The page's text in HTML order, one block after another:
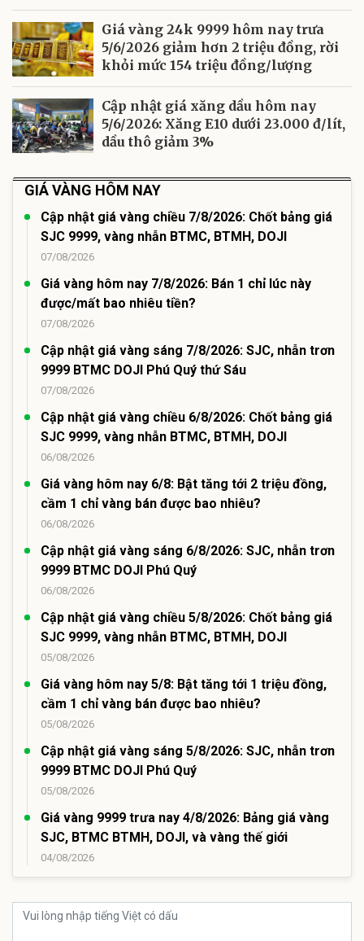
Giá vàng 24k 9999 hôm nay trưa
5/6/2026 giảm hơn 2 triệu đồng, rời
khỏi mức 154 triệu đồng/lượng
Cập nhật giá xăng dầu hôm nay
5/6/2026: Xăng E10 dưới 23.000 đ/lít,
dầu thô giảm 3%
GIÁ VÀNG HÔM NAY
Cập nhật giá vàng chiều 7/8/2026: Chốt bảng giá
SJC 9999, vàng nhẫn BTMC, BTMH, DOJI
07/08/2026
Giá vàng hôm nay 7/8/2026: Bán 1 chỉ lúc này
được/mất bao nhiêu tiền?
07/08/2026
Cập nhật giá vàng sáng 7/8/2026: SJC, nhẫn trơn
9999 BTMC DOJI Phú Quý thứ Sáu
07/08/2026
Cập nhật giá vàng chiều 6/8/2026: Chốt bảng giá
SJC 9999, vàng nhẫn BTMC, BTMH, DOJI
06/08/2026
Giá vàng hôm nay 6/8: Bật tăng tới 2 triệu đồng,
cầm 1 chỉ vàng bán được bao nhiêu?
06/08/2026
Cập nhật giá vàng sáng 6/8/2026: SJC, nhẫn trơn
9999 BTMC DOJI Phú Quý
06/08/2026
Cập nhật giá vàng chiều 5/8/2026: Chốt bảng giá
SJC 9999, vàng nhẫn BTMC, BTMH, DOJI
05/08/2026
Giá vàng hôm nay 5/8: Bật tăng tới 1 triệu đồng,
cầm 1 chỉ vàng bán được bao nhiêu?
05/08/2026
Cập nhật giá vàng sáng 5/8/2026: SJC, nhẫn trơn
9999 BTMC DOJI Phú Quý
05/08/2026
Giá vàng 9999 trưa nay 4/8/2026: Bảng giá vàng
SJC, BTMC BTMH, DOJI, và vàng thế giới
04/08/2026